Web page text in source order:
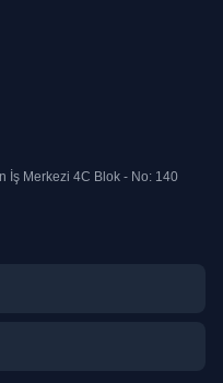
İş Merkezi 4C Blok - No: 140